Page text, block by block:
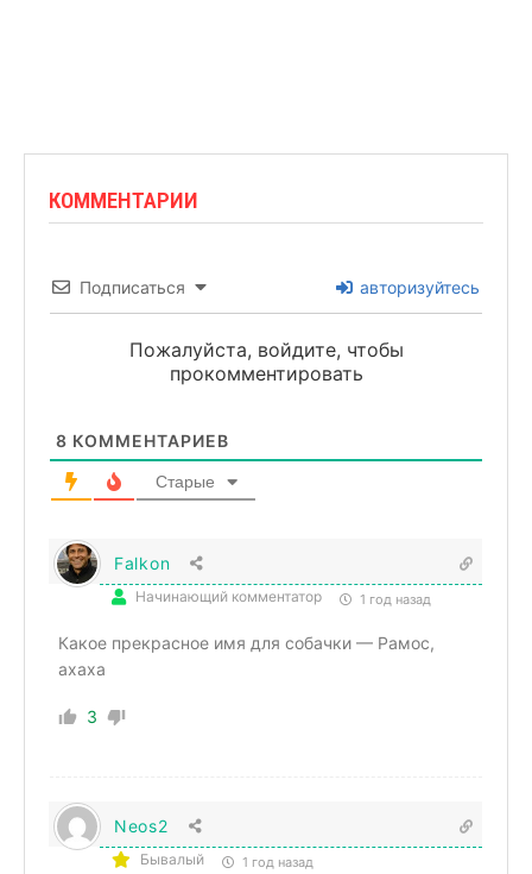
КОММЕНТАРИИ
Подписаться авторизуйтесь
Пожалуйста, войдите, чтобы
прокомментировать
8 КОММЕНТАРИЕВ
Старые
Falkon
Начинающий комментатор 1 год назад
Какое прекрасное имя для собачки — Рамос,
ахаха
3
Neos2
Бывалый 1 год назад